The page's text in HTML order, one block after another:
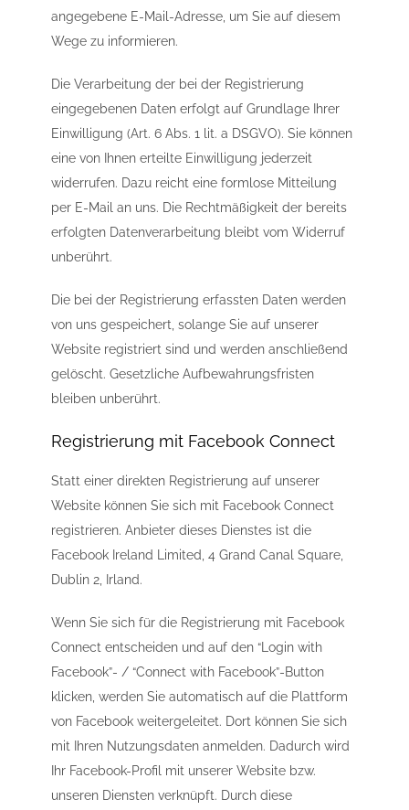
angegebene E-Mail-Adresse, um Sie auf diesem
Wege zu informieren.
Die Verarbeitung der bei der Registrierung
eingegebenen Daten erfolgt auf Grundlage Ihrer
Einwilligung (Art. 6 Abs. 1 lit. a DSGVO). Sie können
eine von Ihnen erteilte Einwilligung jederzeit
widerrufen. Dazu reicht eine formlose Mitteilung
per E-Mail an uns. Die Rechtmäßigkeit der bereits
erfolgten Datenverarbeitung bleibt vom Widerruf
unberührt.
Die bei der Registrierung erfassten Daten werden
von uns gespeichert, solange Sie auf unserer
Website registriert sind und werden anschließend
gelöscht. Gesetzliche Aufbewahrungsfristen
bleiben unberührt.
Registrierung mit Facebook Connect
Statt einer direkten Registrierung auf unserer
Website können Sie sich mit Facebook Connect
registrieren. Anbieter dieses Dienstes ist die
Facebook Ireland Limited, 4 Grand Canal Square,
Dublin 2, Irland.
Wenn Sie sich für die Registrierung mit Facebook
Connect entscheiden und auf den “Login with
Facebook”- / “Connect with Facebook”-Button
klicken, werden Sie automatisch auf die Plattform
von Facebook weitergeleitet. Dort können Sie sich
mit Ihren Nutzungsdaten anmelden. Dadurch wird
Ihr Facebook-Profil mit unserer Website bzw.
unseren Diensten verknüpft. Durch diese